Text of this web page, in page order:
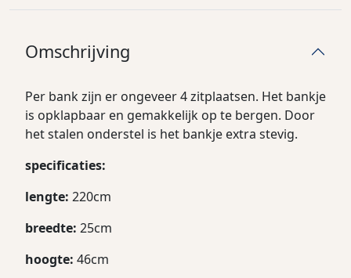
Omschrijving
Per bank zijn er ongeveer 4 zitplaatsen. Het bankje
is opklapbaar en gemakkelijk op te bergen. Door
het stalen onderstel is het bankje extra stevig.
specificaties:
lengte: 220cm
breedte: 25cm
hoogte: 46cm